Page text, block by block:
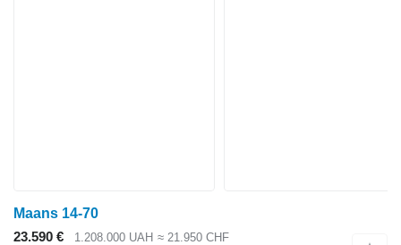
Maans 14-70
23.590 €
1.208.000 UAH ≈ 21.950 CHF